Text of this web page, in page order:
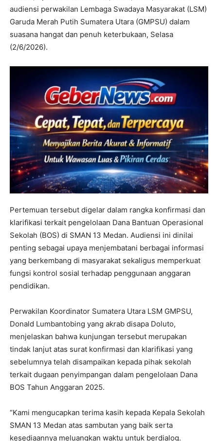
audiensi perwakilan Lembaga Swadaya Masyarakat (LSM)
Garuda Merah Putih Sumatera Utara (GMPSU) dalam
suasana hangat dan penuh keterbukaan, Selasa
(2/6/2026).
Pertemuan tersebut digelar dalam rangka konfirmasi dan
klarifikasi terkait pengelolaan Dana Bantuan Operasional
Sekolah (BOS) di SMAN 13 Medan. Audiensi ini dinilai
penting sebagai upaya menjembatani berbagai informasi
yang berkembang di masyarakat sekaligus memperkuat
fungsi kontrol sosial terhadap penggunaan anggaran
pendidikan.
Perwakilan Koordinator Sumatera Utara LSM GMPSU,
Donald Lumbantobing yang akrab disapa Doluto,
menjelaskan bahwa kunjungan tersebut merupakan
tindak lanjut atas surat konfirmasi dan klarifikasi yang
sebelumnya telah disampaikan kepada pihak sekolah
terkait dugaan penyimpangan dalam pengelolaan Dana
BOS Tahun Anggaran 2025.
“Kami mengucapkan terima kasih kepada Kepala Sekolah
SMAN 13 Medan atas sambutan yang baik serta
kesediaannya meluangkan waktu untuk berdialog.